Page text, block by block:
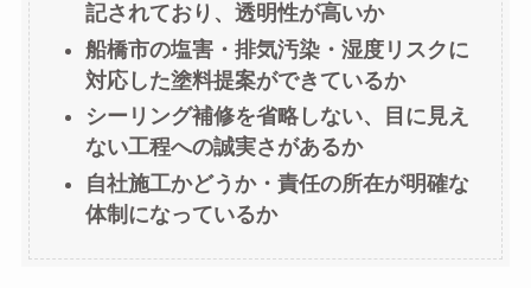
記されており、透明性が高いか
船橋市の塩害・排気汚染・湿度リスクに
対応した塗料提案ができているか
シーリング補修を省略しない、目に見え
ない工程への誠実さがあるか
自社施工かどうか・責任の所在が明確な
体制になっているか